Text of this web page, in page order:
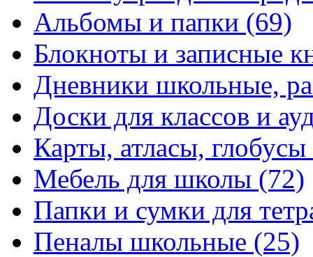
Альбомы и папки (69)
Блокноты и записные
Дневники школьные,
Доски для классов и
Карты, атласы, глобусы
Мебель для школы (72)
Папки и сумки для
Пеналы школьные (25)